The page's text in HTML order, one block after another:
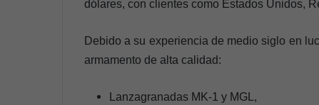
dólares, con clientes como Estados Unidos,
Debido a su experiencia de medio siglo en
armamento de alta calidad:
Lanzagranadas MK-1 y MGL,